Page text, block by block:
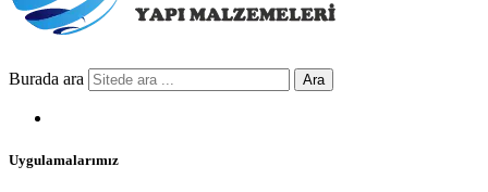
Burada ara Ara
Uygulamalarımız